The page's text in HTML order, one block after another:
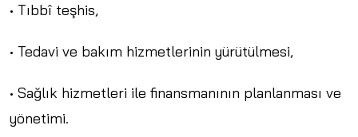
• Tıbbî teşhis,
• Tedavi ve bakım hizmetlerinin yürütülmesi,
• Sağlık hizmetleri ile finansmanının planlanması ve
yönetimi.